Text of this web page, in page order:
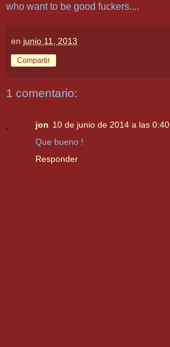
who want to be good fuckers....
en junio 11, 2013
Compartir
1 comentario:
jon 10 de junio de 2014 a las 0:40
Que bueno !
Responder